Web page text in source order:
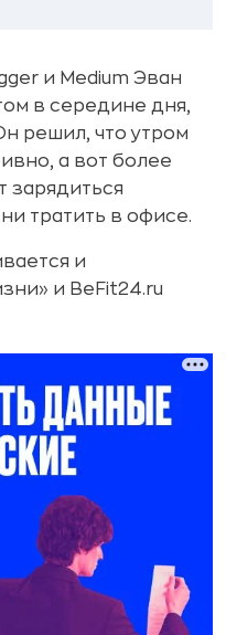
и Medium Эван
в середине дня,
решил, что утром
а вот более
зарядиться
тратить в офисе.
и
и BeFit24.ru